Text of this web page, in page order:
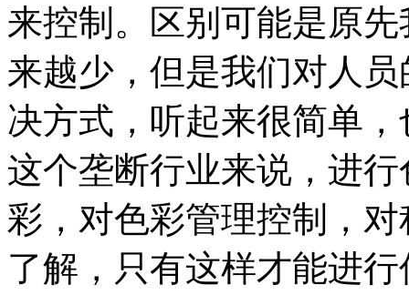
来控制。区别可能是原
来越少，但是我们对人
决方式，听起来很简单
这个垄断行业来说，进
彩，对色彩管理控制，
了解，只有这样才能进